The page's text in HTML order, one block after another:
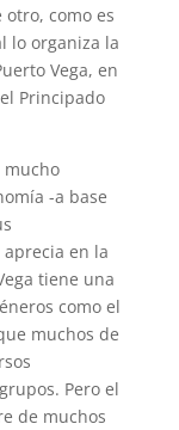
como es
lo organiza la
Vega, en
Principado
mucho
-a base
en la
tiene una
como el
muchos de
Pero el
de muchos